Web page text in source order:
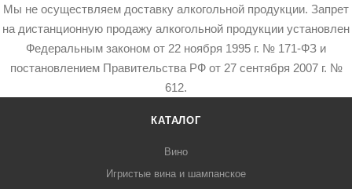
Мы не осуществляем доставку алкогольной продукции. Запрет
на дистанционную продажу алкогольной продукции установлен
Федеральным законом от 22 ноября 1995 г. № 171-ФЗ и
постановлением Правительства РФ от 27 сентября 2007 г. №
612.
КАТАЛОГ
Вино
Игристые вина и шампанское